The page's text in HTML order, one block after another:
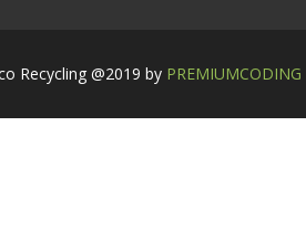
Recycling @2019 by PREMIUMCODING